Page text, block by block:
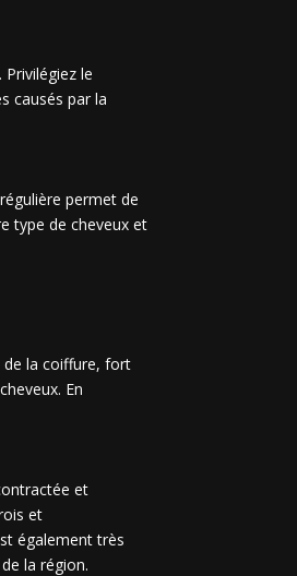
le
causés par la
permet de
type de cheveux et
de la coiffure, fort
En
et
et
également très
la région.